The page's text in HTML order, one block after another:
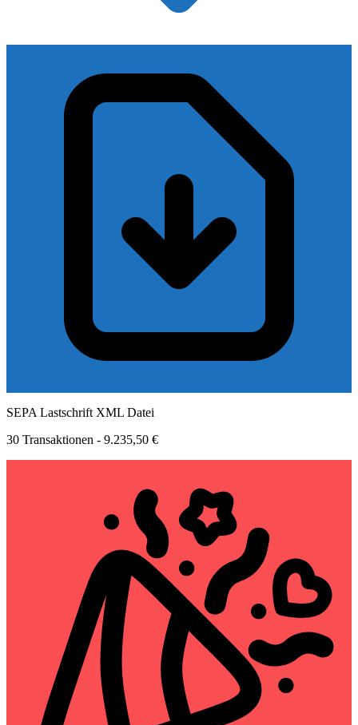
SEPA Lastschrift XML Datei
30 Transaktionen - 9.235,50 €